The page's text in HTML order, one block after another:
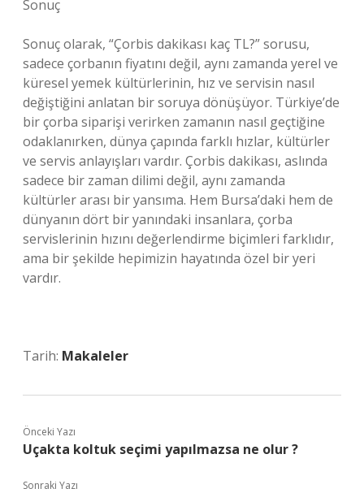
Sonuç
Sonuç olarak, “Çorbis dakikası kaç TL?” sorusu,
sadece çorbanın fiyatını değil, aynı zamanda yerel ve
küresel yemek kültürlerinin, hız ve servisin nasıl
değiştiğini anlatan bir soruya dönüşüyor. Türkiye’de
bir çorba siparişi verirken zamanın nasıl geçtiğine
odaklanırken, dünya çapında farklı hızlar, kültürler
ve servis anlayışları vardır. Çorbis dakikası, aslında
sadece bir zaman dilimi değil, aynı zamanda
kültürler arası bir yansıma. Hem Bursa’daki hem de
dünyanın dört bir yanındaki insanlara, çorba
servislerinin hızını değerlendirme biçimleri farklıdır,
ama bir şekilde hepimizin hayatında özel bir yeri
vardır.
Tarih: Makaleler
Önceki Yazı
Uçakta koltuk seçimi yapılmazsa ne olur ?
Sonraki Yazı